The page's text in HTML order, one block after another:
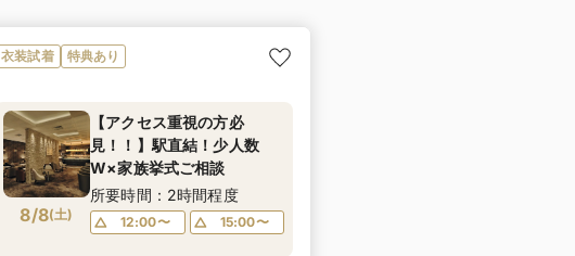
衣装試着 特典あり
8/8(土)
【アクセス重視の方必
見！！】駅直結！少人数
W×家族挙式ご相談
所要時間：2時間程度
12:00〜 15:00〜